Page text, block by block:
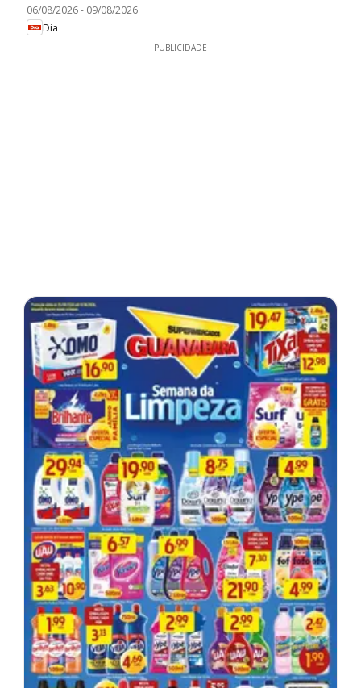
06/08/2026- 09/08/2026
Dia
PUBLICIDADE